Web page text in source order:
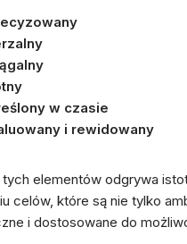
w czasie
i rewidowany
tych elementów odgrywa
celów, które są nie tylko
i dostosowane do